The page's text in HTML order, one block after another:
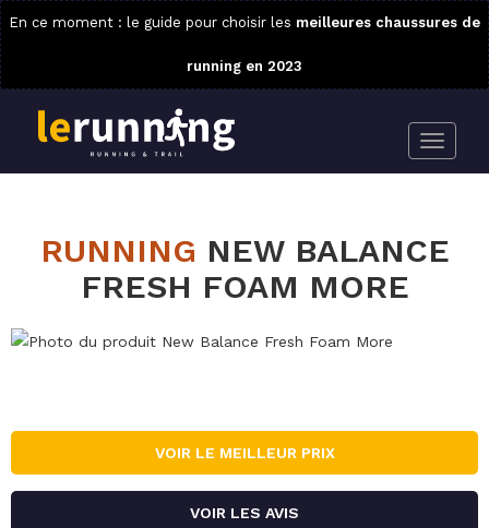
En ce moment : le guide pour choisir les meilleures chaussures de
running en 2023
RUNNING NEW BALANCE
FRESH FOAM MORE
VOIR LE MEILLEUR PRIX
VOIR LES AVIS